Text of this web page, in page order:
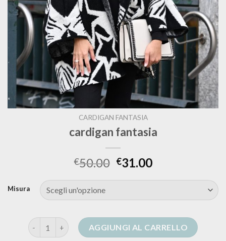
CARDIGAN FANTASIA
cardigan fantasia
€50.00 €31.00
Misura
cardigan fantasia quantitàAGGIUNGI AL CARRELLO